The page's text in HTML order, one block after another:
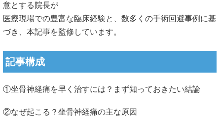
意とする院長が
医療現場での豊富な臨床経験と、数多くの手術回避事例に基
づき、 本記事を監修しています。
記事構成
①坐骨神経痛を早く治すには？まず知っておきたい結論
②なぜ起こる？坐骨神経痛の主な原因